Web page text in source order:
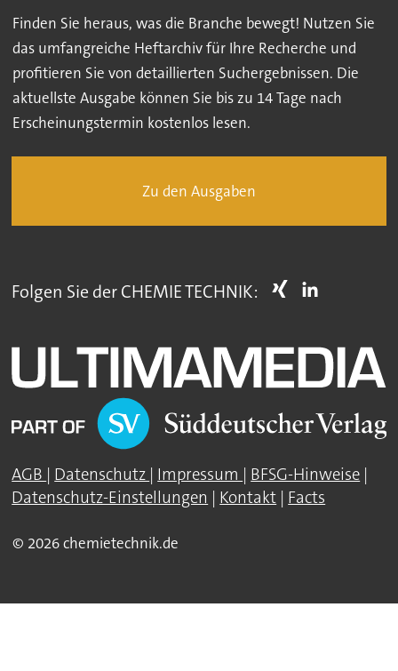
Finden Sie heraus, was die Branche bewegt! Nutzen Sie
das umfangreiche Heftarchiv für Ihre Recherche und
profitieren Sie von detaillierten Suchergebnissen. Die
aktuellste Ausgabe können Sie bis zu 14 Tage nach
Erscheinungstermin kostenlos lesen.
Zu den Ausgaben
Folgen Sie der CHEMIE TECHNIK:
AGB | Datenschutz | Impressum | BFSG-Hinweise |
Datenschutz-Einstellungen | Kontakt | Facts
© 2026 chemietechnik.de